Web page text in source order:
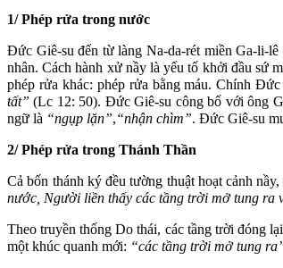
1/ Phép rửa trong nước
Đức Giê-su đến từ làng Na-da-rét miền Ga-li-
nhân. Cách hành xử nầy là yếu tố khởi đầu sứ
phép rửa khác: phép rửa bằng máu. Chính
tất” (Lc 12: 50). Đức Giê-su công bố với ông
ngữ là “ngụp lặn”,“nhận chìm”. Đức Giê-su
2/ Phép rửa trong Thánh Thần
Cả bốn thánh ký đều tường thuật hoạt cảnh
nước, Người liền thấy các tầng trời mở tung ra
Theo truyền thống Do thái, các tầng trời đóng
một khúc quanh mới: “các tầng trời mở tung